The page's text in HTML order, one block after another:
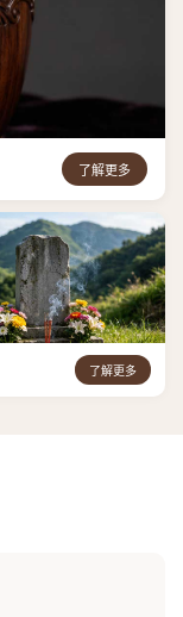
了解更多
了解更多